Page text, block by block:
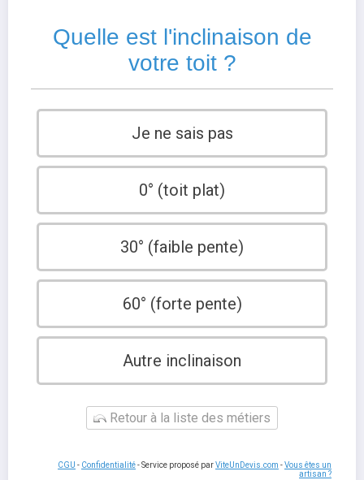
Quelle est l'inclinaison de
votre toit ?
Je ne sais pas
0° (toit plat)
30° (faible pente)
60° (forte pente)
Autre inclinaison
Retour à la liste des métiers
CGU - Confidentialité- Service proposé parViteUnDevis.com -Vous êtes un
artisan ?